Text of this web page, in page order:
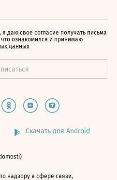
даю свое согласие получать письма
ознакомился и принимаю
данных
Скачать для Android
надзору в сфере связи,